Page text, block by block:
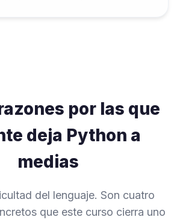
por las que
deja Python a
medias
del lenguaje. Son cuatro
que este curso cierra uno